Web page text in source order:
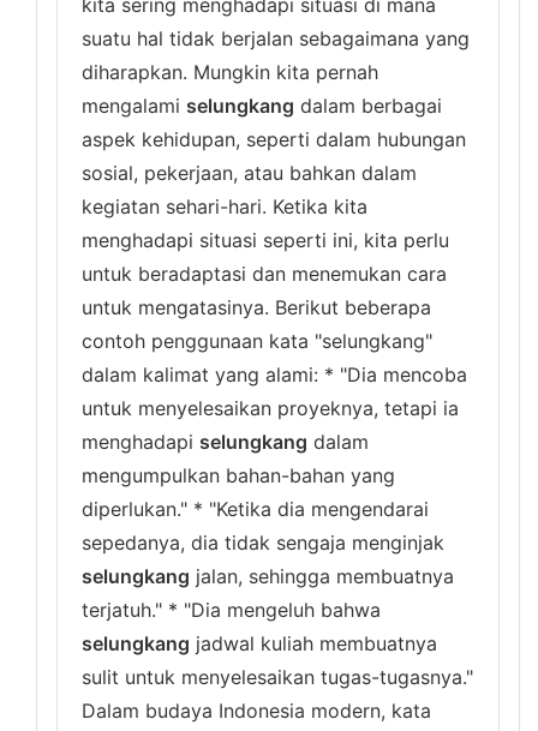
kita sering menghadapi situasi di mana
suatu hal tidak berjalan sebagaimana yang
diharapkan. Mungkin kita pernah
mengalami selungkang dalam berbagai
aspek kehidupan, seperti dalam hubungan
sosial, pekerjaan, atau bahkan dalam
kegiatan sehari-hari. Ketika kita
menghadapi situasi seperti ini, kita perlu
untuk beradaptasi dan menemukan cara
untuk mengatasinya. Berikut beberapa
contoh penggunaan kata "selungkang"
dalam kalimat yang alami: * "Dia mencoba
untuk menyelesaikan proyeknya, tetapi ia
menghadapi selungkang dalam
mengumpulkan bahan-bahan yang
diperlukan." * "Ketika dia mengendarai
sepedanya, dia tidak sengaja menginjak
selungkang jalan, sehingga membuatnya
terjatuh." * "Dia mengeluh bahwa
selungkang jadwal kuliah membuatnya
sulit untuk menyelesaikan tugas-tugasnya."
Dalam budaya Indonesia modern, kata